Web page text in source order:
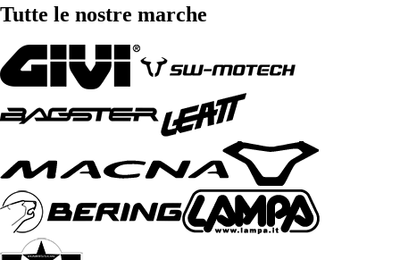
Tutte le nostre marche